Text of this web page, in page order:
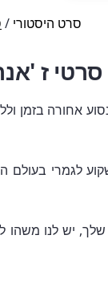
/ סרט היסטורי
סרטי ז
אחורה בזמן
לגמרי בעולם
שלך, יש לנו